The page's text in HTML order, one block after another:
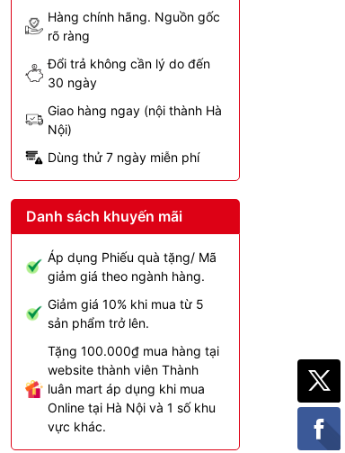
Hàng chính hãng. Nguồn gốc
rõ ràng
Đổi trả không cần lý do đến
30 ngày
Giao hàng ngay (nội thành Hà
Nội)
Dùng thử 7 ngày miễn phí
Danh sách khuyến mãi
Áp dụng Phiếu quà tặng/ Mã
giảm giá theo ngành hàng.
Giảm giá 10% khi mua từ 5
sản phẩm trở lên.
Tặng 100.000₫ mua hàng tại
website thành viên Thành
luân mart áp dụng khi mua
Online tại Hà Nội và 1 số khu
vực khác.